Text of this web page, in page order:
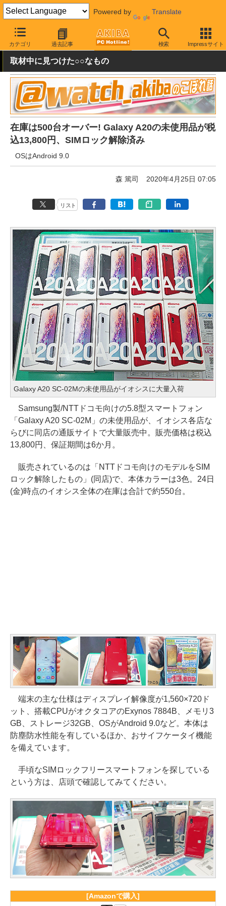
Powered by Translate
カテゴリ 過去記事 検索 Impressサイト
AKIBA PC Hotline! 秋葉原情報 価格情報 特価情報
取材中に見つけた○○なもの
在庫は500台オーバー! Galaxy A20の未使用品が税
込13,800円、SIMロック解除済み
OSはAndroid 9.0
森 篤司 2020年4月25日 07:05
リスト
Galaxy A20 SC-02Mの未使用品がイオシスに大量入荷
Samsung製/NTTドコモ向けの5.8型スマートフォン
「Galaxy A20 SC-02M」の未使用品が、イオシス各店な
らびに同店の通販サイトで大量販売中。販売価格は税込
13,800円、保証期間は6か月。
販売されているのは「NTTドコモ向けのモデルをSIM
ロック解除したもの」(同店)で、本体カラーは3色。24日
(金)時点のイオシス全体の在庫は合計で約550台。
端末の主な仕様はディスプレイ解像度が1,560×720ド
ット、搭載CPUがオクタコアのExynos 7884B、メモリ3
GB、ストレージ32GB、OSがAndroid 9.0など。本体は
防塵防水性能を有しているほか、おサイフケータイ機能
を備えています。
手頃なSIMロックフリースマートフォンを探している
という方は、店頭で確認してみてください。
[Amazonで購入]